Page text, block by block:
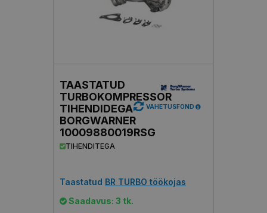
TAASTATUD
TURBOKOMPRESSOR
TIHENDIDEGA
BORGWARNER
10009880019RSG
TIHENDITEGA
Taastatud BR TURBO töökojas
Saadavus: 3 tk.
VAHETUSFOND